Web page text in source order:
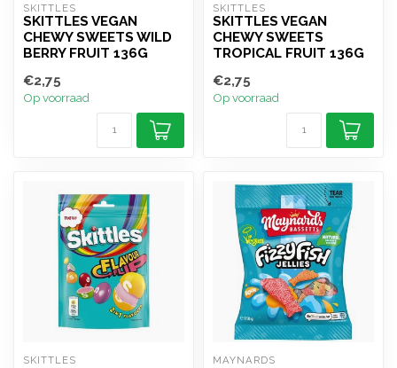
SKITTLES
SKITTLES VEGAN
CHEWY SWEETS WILD
BERRY FRUIT 136G
€2,75
Op voorraad
SKITTLES
SKITTLES VEGAN
CHEWY SWEETS
TROPICAL FRUIT 136G
€2,75
Op voorraad
SKITTLES MAYNARDS